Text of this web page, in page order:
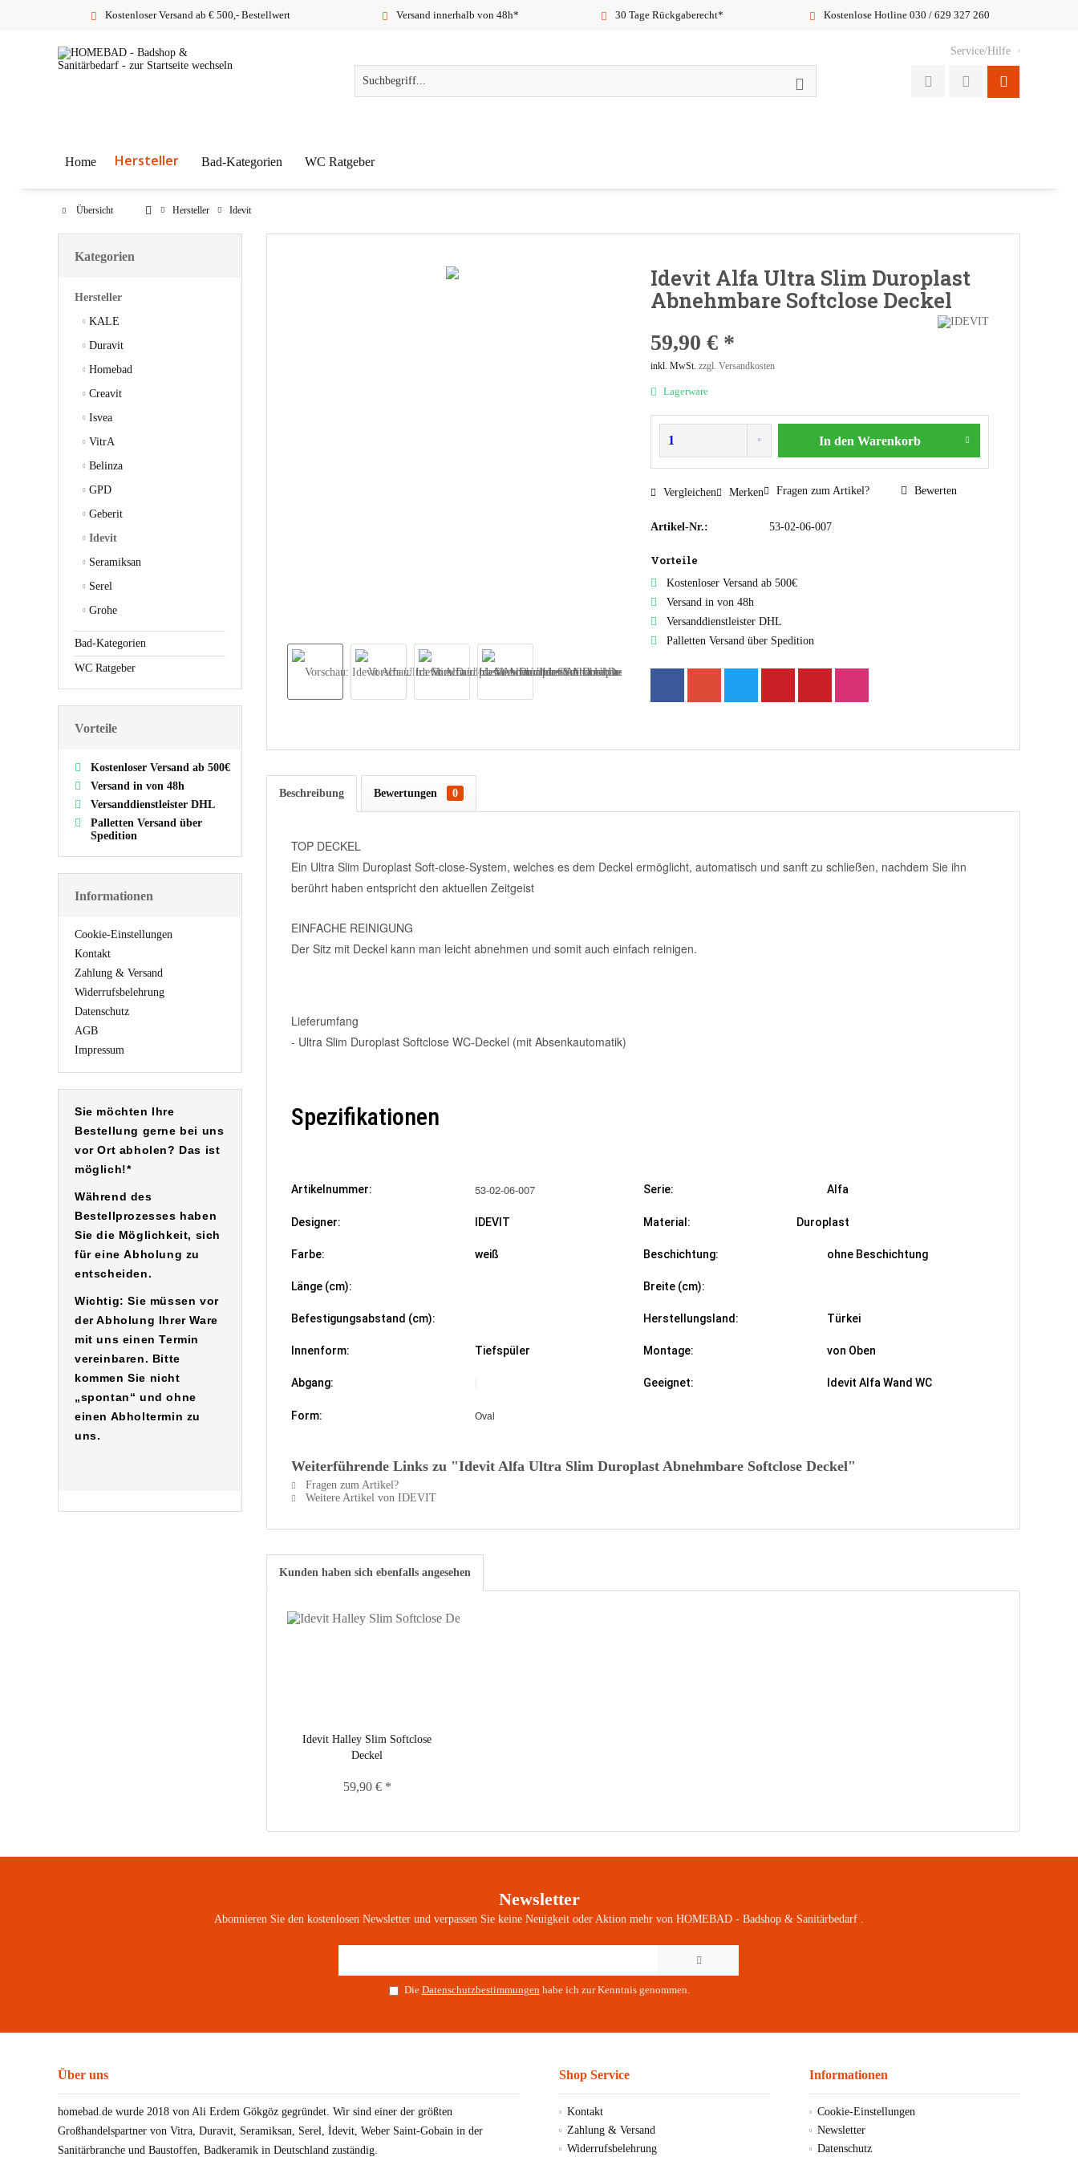
Kostenloser Versand ab € 500,- Bestellwert Versand innerhalb von 48h* 30 Tage Rückgaberecht* Kostenlose Hotline 030 / 629 327 260
Service/Hilfe
Home Hersteller Bad-Kategorien WC Ratgeber
Übersicht Hersteller Idevit
Kategorien
Hersteller
KALE
Duravit
Homebad
Creavit
Isvea
VitrA
Belinza
GPD
Geberit
Idevit
Seramiksan
Serel
Grohe
Bad-Kategorien
WC Ratgeber
Vorteile
Kostenloser Versand ab 500€
Versand in von 48h
Versanddienstleister DHL
Palletten Versand über
Spedition
Informationen
Cookie-Einstellungen
Kontakt
Zahlung & Versand
Widerrufsbelehrung
Datenschutz
AGB
Impressum
Sie möchten Ihre
Bestellung gerne bei uns
vor Ort abholen? Das ist
möglich!*
Während des
Bestellprozesses haben
Sie die Möglichkeit, sich
für eineAbholung zu
entscheiden.
Wichtig: Sie müssen vor
der Abholung Ihrer Ware
mit uns einen Termin
vereinbaren. Bitte
kommen Sie nicht
„spontan“ und ohne
einen Abholtermin zu
uns.
Idevit Alfa Ultra Slim Duroplast
Abnehmbare Softclose Deckel
59,90 € *
inkl. MwSt. zzgl. Versandkosten
Lagerware
In den Warenkorb
Vergleichen Merken Fragen zum Artikel? Bewerten
Artikel-Nr.: 53-02-06-007
Vorteile
Kostenloser Versand ab 500€
Versand in von 48h
Versanddienstleister DHL
Palletten Versand über Spedition
Beschreibung Bewertungen 0
TOP DECKEL
Ein Ultra Slim Duroplast Soft-close-System, welches es dem Deckel ermöglicht, automatisch und sanft zu schließen, nachdem Sie ihn
berührt haben entspricht den aktuellen Zeitgeist
EINFACHE REINIGUNG
Der Sitz mit Deckel kann man leicht abnehmen und somit auch einfach reinigen.
Lieferumfang
- Ultra Slim Duroplast Softclose WC-Deckel (mit Absenkautomatik)
Spezifikationen
Artikelnummer: 53-02-06-007 Serie: Alfa
Designer: IDEVIT Material: Duroplast
Farbe: weiß Beschichtung: ohne Beschichtung
Länge (cm): Breite (cm):
Befestigungsabstand (cm): Herstellungsland: Türkei
Innenform: Tiefspüler Montage: von Oben
Abgang: Geeignet: Idevit Alfa Wand WC
Form: Oval
Weiterführende Links zu "Idevit Alfa Ultra Slim Duroplast Abnehmbare Softclose Deckel"
Fragen zum Artikel?
Weitere Artikel von IDEVIT
Kunden haben sich ebenfalls angesehen
Idevit Halley Slim Softclose
Deckel
59,90 € *
Newsletter
Abonnieren Sie den kostenlosen Newsletter und verpassen Sie keine Neuigkeit oder Aktion mehr von HOMEBAD - Badshop & Sanitärbedarf .
Die Datenschutzbestimmungen habe ich zur Kenntnis genommen.
Über uns
homebad.de wurde 2018 von Ali Erdem Gökgöz gegründet. Wir sind einer der größten
Großhandelspartner von Vitra, Duravit, Seramiksan, Serel, İdevit, Weber Saint-Gobain in der
Sanitärbranche und Baustoffen, Badkeramik in Deutschland zuständig.
Shop Service
Kontakt
Zahlung & Versand
Widerrufsbelehrung
Informationen
Cookie-Einstellungen
Newsletter
Datenschutz